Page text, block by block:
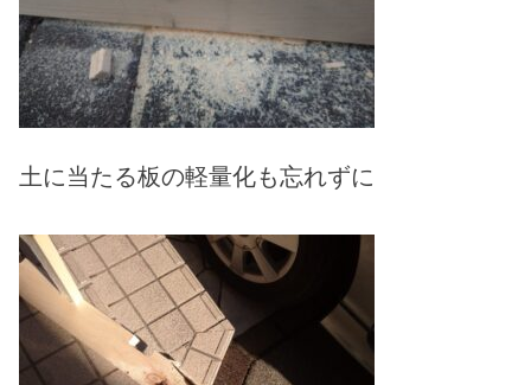
土に当たる板の軽量化も忘れずに